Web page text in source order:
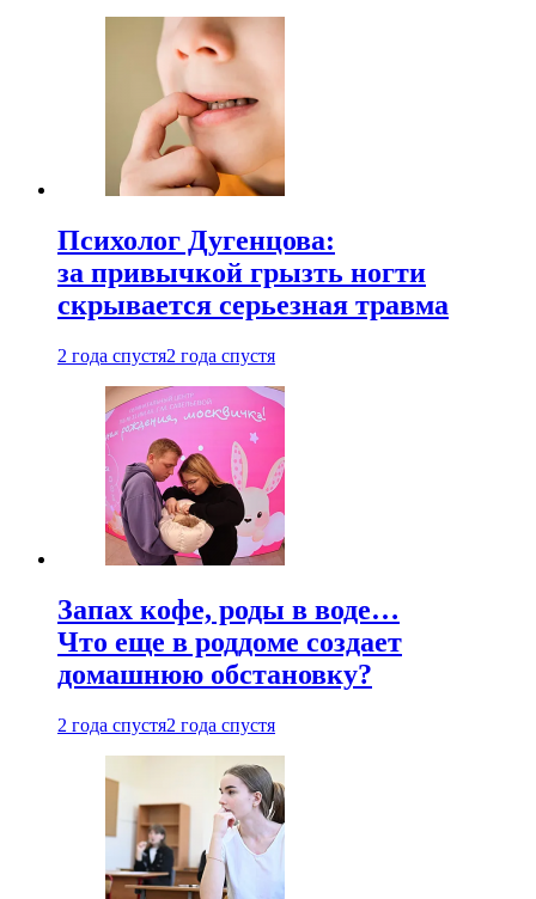
Психолог Дугенцова:
за привычкой грызть ногти
скрывается серьезная травма
2 года спустя2 года спустя
Запах кофе, роды в воде…
Что еще в роддоме создает
домашнюю обстановку?
2 года спустя2 года спустя